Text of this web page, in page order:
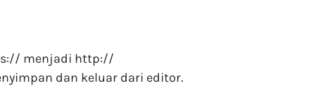
menjadi http://
dan keluar dari editor.